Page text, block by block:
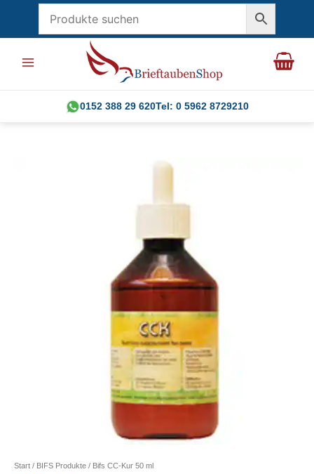
0152 388 29 620Tel: 0 5962 8729210
Start / BIFS Produkte / Bifs CC-Kur 50 ml